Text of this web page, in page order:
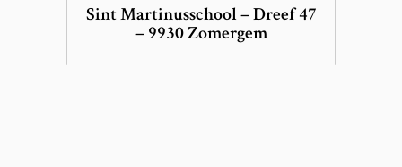
Sint Martinusschool – Dreef 47
– 9930 Zomergem